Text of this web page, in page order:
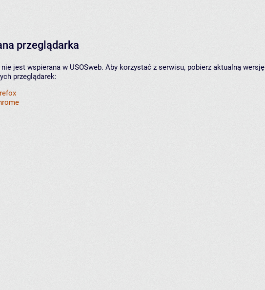
przeglądarka
jest wspierana w USOSweb. Aby korzystać z serwisu, pobierz aktualną wersję
przeglądarek: